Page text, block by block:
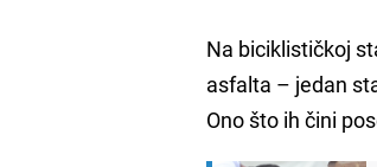
Na biciklističkoj
asfalta – jedan
Ono što ih čini